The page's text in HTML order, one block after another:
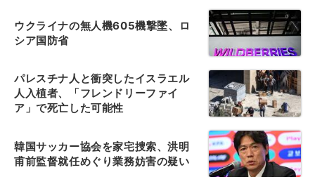
ウクライナの無人機605機撃墜、ロ
シア国防省
パレスチナ人と衝突したイスラエル
人入植者、「フレンドリーファイ
ア」で死亡した可能性
韓国サッカー協会を家宅捜索、洪明
甫前監督就任めぐり業務妨害の疑い